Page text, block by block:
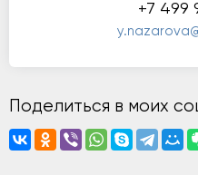
+7 499
Поделиться в моих